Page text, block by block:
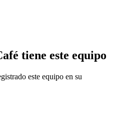
tiene este equipo
este equipo en su